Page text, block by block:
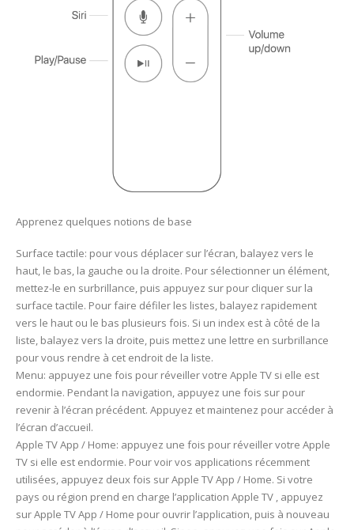
Apprenez quelques notions de base
Surface tactile: pour vous déplacer sur l’écran, balayez vers le
haut, le bas, la gauche ou la droite. Pour sélectionner un élément,
mettez-le en surbrillance, puis appuyez sur pour cliquer sur la
surface tactile. Pour faire défiler les listes, balayez rapidement
vers le haut ou le bas plusieurs fois. Si un index est à côté de la
liste, balayez vers la droite, puis mettez une lettre en surbrillance
pour vous rendre à cet endroit de la liste.
Menu: appuyez une fois pour réveiller votre Apple TV si elle est
endormie. Pendant la navigation, appuyez une fois sur pour
revenir à l’écran précédent. Appuyez et maintenez pour accéder à
l’écran d’accueil.
Apple TV App / Home: appuyez une fois pour réveiller votre Apple
TV si elle est endormie. Pour voir vos applications récemment
utilisées, appuyez deux fois sur Apple TV App / Home. Si votre
pays ou région prend en charge l’application Apple TV , appuyez
sur Apple TV App / Home pour ouvrir l’application, puis à nouveau